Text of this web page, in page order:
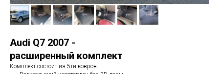
Audi Q7 2007 -
расширенный комплект
Комплект состоит из 5ти ковров.